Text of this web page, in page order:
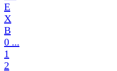
E
X
B
0 ...
1
2